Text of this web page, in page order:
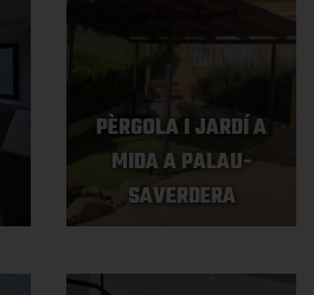
PÈRGOLA I JARDÍ A
MIDA A PALAU-
SAVERDERA